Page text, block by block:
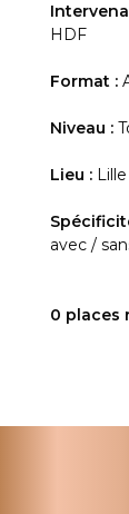
HDF
Format :
Niveau :
Lieu : Lille
avec /
0 places